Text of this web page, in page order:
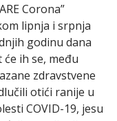
Corona”
lipnja i srpnja
godinu dana
ih se, među
zdravstvene
otići ranije u
COVID-19, jesu